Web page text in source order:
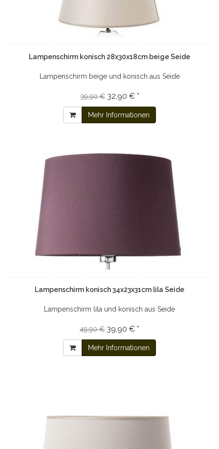
Lampenschirm konisch 28x30x18cm beige Seide
Lampenschirm beige und konisch aus Seide
39,90 € 32,90 € *
Mehr Informationen
Lampenschirm konisch 34x23x31cm lila Seide
Lampenschirm lila und konisch aus Seide
49,90 € 39,90 € *
Mehr Informationen